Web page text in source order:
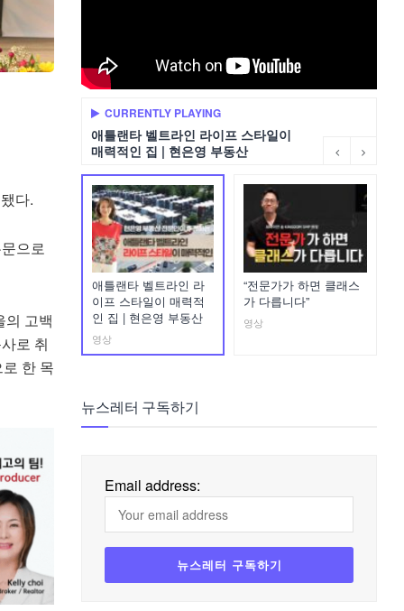
다.
으로
의 고백
로 취
한 목
CURRENTLY PLAYING
애틀랜타 벨트라인 라이프 스타일이
매력적인 집 | 현은영 부동산
애틀랜타 벨트라인 라
이프 스타일이 매력적
인 집 | 현은영 부동산
영상
“전문가가 하면 클래스
가 다릅니다”
영상
뉴스레터 구독하기
Email address: